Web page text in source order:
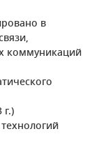
в
коммуникаций